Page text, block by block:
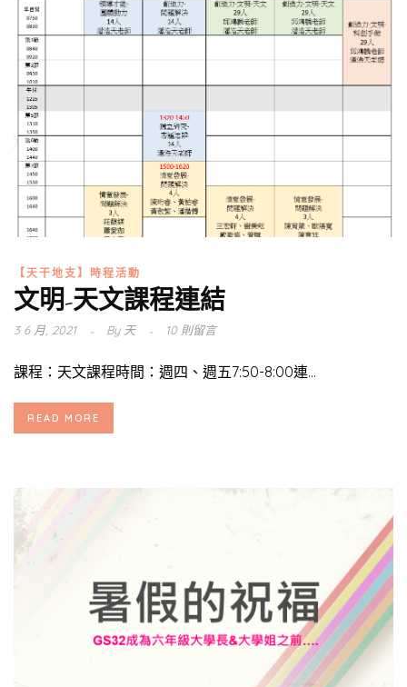
【天干地支】時程活動
文明-天文課程連結
3 6 月, 2021 By天 10 則留言
課程：天文課程時間：週四、週五7:50-8:00連...
READ MORE